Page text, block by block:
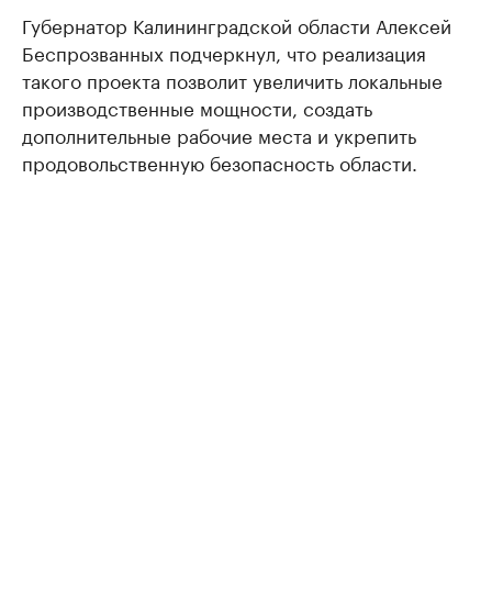
Губернатор Калининградской области Алексей
Беспрозванных подчеркнул, что реализация
такого проекта позволит увеличить локальные
производственные мощности, создать
дополнительные рабочие места и укрепить
продовольственную безопасность области.